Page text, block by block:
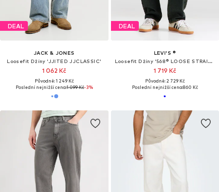
DEAL
JACK & JONES
Loosefit Džíny 'JJITED JJCLASSIC'
1 062 Kč
Původně: 1 249 Kč
Poslední nejnižší cena:1 099 Kč-3%
DEAL
LEVI'S ®
Loosefit Džíny '568® LOOSE STRAIGHT'
1 719 Kč
Původně: 2 729 Kč
Poslední nejnižší cena:860 Kč